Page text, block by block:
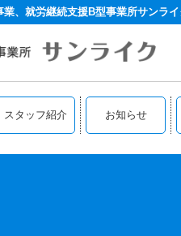
業、就労継続支援B型事業所サンラ
スタッフ紹介 お知らせ